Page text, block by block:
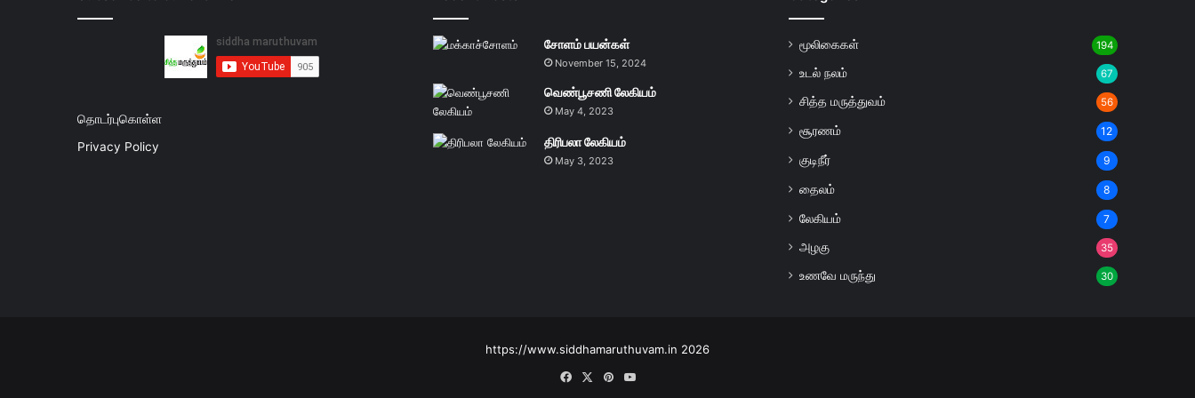
தொடர்புகொள்ள
Privacy Policy
சோளம் பயன்கள்
November 15, 2024
வெண்பூசணி லேகியம்
May 4, 2023
திரிபலா லேகியம்
May 3, 2023
மூலிகைகள் 194
உடல் நலம் 67
சித்த மருத்துவம் 56
சூரணம் 12
குடிநீர் 9
தைலம் 8
லேகியம் 7
அழகு 35
உணவே மருந்து 30
https://www.siddhamaruthuvam.in 2026
FacebookPinterestYouTube